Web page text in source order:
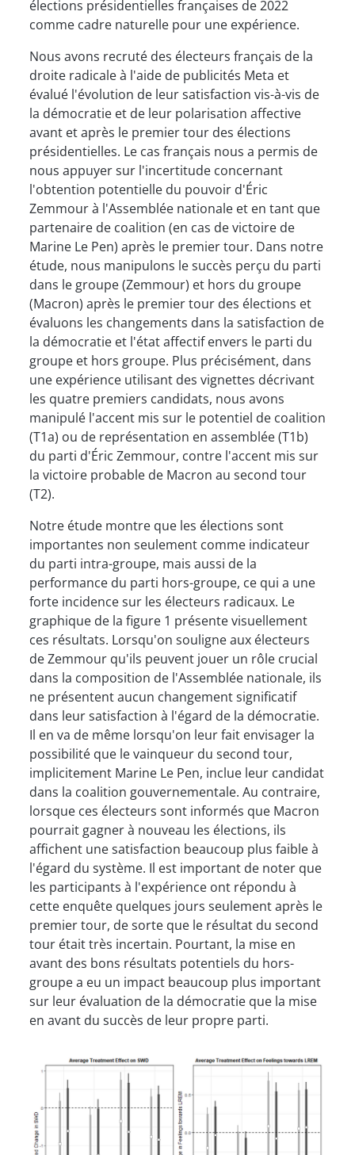
élections présidentielles françaises de 2022
comme cadre naturelle pour une expérience.
Nous avons recruté des électeurs français de la
droite radicale à l'aide de publicités Meta et
évalué l'évolution de leur satisfaction vis-à-vis de
la démocratie et de leur polarisation affective
avant et après le premier tour des élections
présidentielles. Le cas français nous a permis de
nous appuyer sur l'incertitude concernant
l'obtention potentielle du pouvoir d'Éric
Zemmour à l'Assemblée nationale et en tant que
partenaire de coalition (en cas de victoire de
Marine Le Pen) après le premier tour. Dans notre
étude, nous manipulons le succès perçu du parti
dans le groupe (Zemmour) et hors du groupe
(Macron) après le premier tour des élections et
évaluons les changements dans la satisfaction de
la démocratie et l'état affectif envers le parti du
groupe et hors groupe. Plus précisément, dans
une expérience utilisant des vignettes décrivant
les quatre premiers candidats, nous avons
manipulé l'accent mis sur le potentiel de coalition
(T1a) ou de représentation en assemblée (T1b)
du parti d'Éric Zemmour, contre l'accent mis sur
la victoire probable de Macron au second tour
(T2).
Notre étude montre que les élections sont
importantes non seulement comme indicateur
du parti intra-groupe, mais aussi de la
performance du parti hors-groupe, ce qui a une
forte incidence sur les électeurs radicaux. Le
graphique de la figure 1 présente visuellement
ces résultats. Lorsqu'on souligne aux électeurs
de Zemmour qu'ils peuvent jouer un rôle crucial
dans la composition de l'Assemblée nationale, ils
ne présentent aucun changement significatif
dans leur satisfaction à l'égard de la démocratie.
Il en va de même lorsqu'on leur fait envisager la
possibilité que le vainqueur du second tour,
implicitement Marine Le Pen, inclue leur candidat
dans la coalition gouvernementale. Au contraire,
lorsque ces électeurs sont informés que Macron
pourrait gagner à nouveau les élections, ils
affichent une satisfaction beaucoup plus faible à
l'égard du système. Il est important de noter que
les participants à l'expérience ont répondu à
cette enquête quelques jours seulement après le
premier tour, de sorte que le résultat du second
tour était très incertain. Pourtant, la mise en
avant des bons résultats potentiels du hors-
groupe a eu un impact beaucoup plus important
sur leur évaluation de la démocratie que la mise
en avant du succès de leur propre parti.